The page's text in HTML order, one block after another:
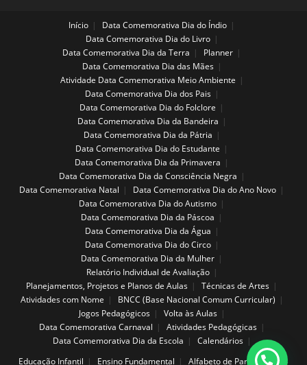
Início
Data Comemorativa Dia do Índio
Data Comemorativa Dia do Livro
Data Comemorativa Dia da Terra
Planner
Data Comemorativa Dia das Mães
Atividade Data Comemorativa Meio Ambiente
Data Comemorativa Dia dos Pais
Data Comemorativa Dia do Folclore
Data Comemorativa Dia da Bandeira
Data Comemorativa Dia da Pátria
Data Comemorativa Dia do Estudante
Data Comemorativa Dia da Primavera
Data Comemorativa Dia da Consciência Negra
Data Comemorativa Natal
Data Comemorativa Dia do Ano Novo
Data Comemorativa Dia do Autismo
Data Comemorativa Dia da Páscoa
Data Comemorativa Dia da Água
Data Comemorativa Dia do Circo
Data Comemorativa Dia da Mulher
Relatório Individual de Avaliação
Planejamentos, Projetos e Planos de Aulas
Técnicas de Artes
Atividades com Nome
BNCC (Base Nacional Comum Curricular)
Jogos Pedagógicos
Volta às Aulas
Data Comemorativa Carnaval
Atividades Pedagógicas
Data Comemorativa Dia da Escola
Calendários
Educação Infantil
Ensino Fundamental Alfabeto de Parede